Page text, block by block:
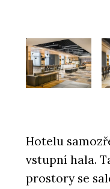
Hotelu
vstupní hala.
prostory se